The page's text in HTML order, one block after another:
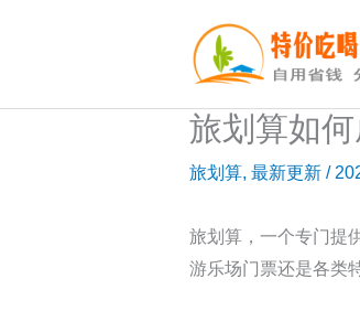
容
旅划算如
旅划算, 最新更新 /
旅划算，一个专门提
游乐场门票还是各类